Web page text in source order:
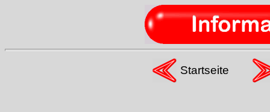
Startseite